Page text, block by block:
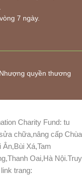
7 ngày.
quyền thương
Charity Fund: tu
chữa,nâng cấp Chùa
Ân,Bùi Xá,Tam
Oai,Hà Nội.Truy
trang: